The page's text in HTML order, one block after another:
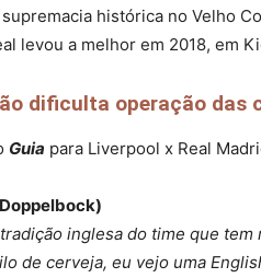
histórica no Velho
levou a melhor em 2018, em
dificulta operação das
Guia para Liverpool x Real
inglesa do time que
de cerveja, eu vejo uma